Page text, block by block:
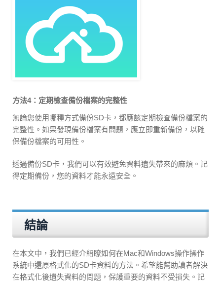
方法4：定期檢查備份檔案的完整性
無論您使用哪種方式備份SD卡，都應該定期檢查備份檔案的
完整性。如果發現備份檔案有問題，應立即重新備份，以確
保備份檔案的可用性。
透過備份SD卡，我們可以有效避免資料遺失帶來的麻煩。記
得定期備份，您的資料才能永遠安全。
結論
在本文中，我們已經介紹瞭如何在Mac和Windows操作操作
系統中還原格式化的SD卡資料的方法。希望能幫助讀者解決
在格式化後遺失資料的問題，保護重要的資料不受損失。記